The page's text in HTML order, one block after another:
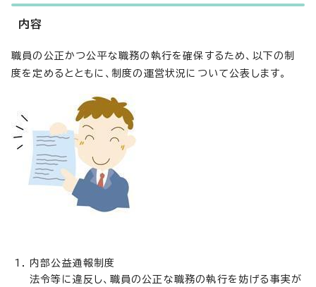
内容
職員の公正かつ公平な職務の執行を確保するため、以下の制
度を定めるとともに、制度の運営状況について公表します。
内部公益通報制度
法令等に違反し、職員の公正な職務の執行を妨げる事実が